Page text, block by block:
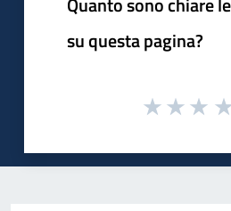
su questa pagina?